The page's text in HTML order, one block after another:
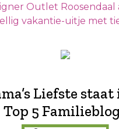
Outlet Roosendaal
vakantie-uitje met
Liefste staat
Top 5